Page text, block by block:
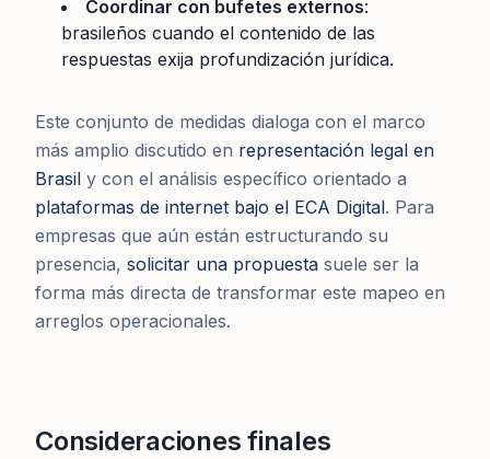
Coordinar con bufetes externos:
brasileños cuando el contenido de las
respuestas exija profundización jurídica.
Este conjunto de medidas dialoga con el marco
más amplio discutido en representación legal en
Brasil y con el análisis específico orientado a
plataformas de internet bajo el ECA Digital. Para
empresas que aún están estructurando su
presencia, solicitar una propuesta suele ser la
forma más directa de transformar este mapeo en
arreglos operacionales.
Consideraciones finales